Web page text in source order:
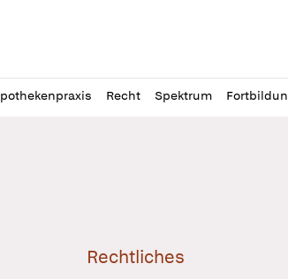
Recht Spektrum
Rechtliches